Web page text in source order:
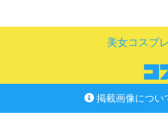
美女コスプ
掲載画像につい